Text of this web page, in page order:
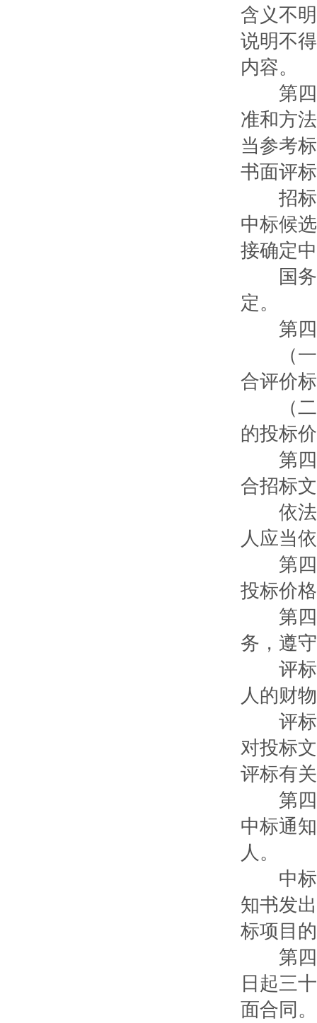
含义不
说明不
内容。
第四
准和方
当参考
书面评
招标
中标候
接确定
国务
定。
第四
（一
合评价
（二
的投标
第四
合招标
依法
人应当
第四
投标价
第四
务，遵
评标
人的财
评标
对投标
评标有
第四
中标通
人。
中标
知书发
标项目
第四
日起三
面合同